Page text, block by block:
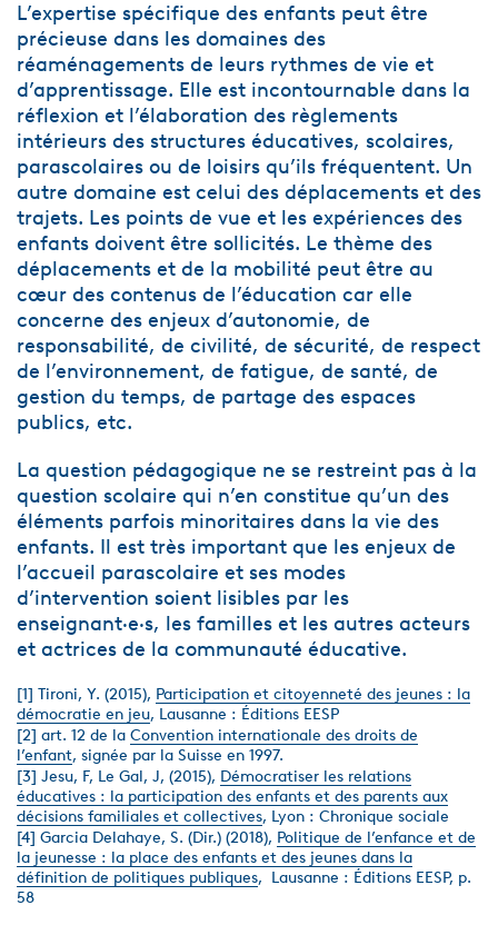
L’expertise spécifique des enfants peut être
précieuse dans les domaines des
réaménagements de leurs rythmes de vie et
d’apprentissage. Elle est incontournable dans la
réflexion et l’élaboration des règlements
intérieurs des structures éducatives, scolaires,
parascolaires ou de loisirs qu’ils fréquentent. Un
autre domaine est celui des déplacements et des
trajets. Les points de vue et les expériences des
enfants doivent être sollicités. Le thème des
déplacements et de la mobilité peut être au
cœur des contenus de l’éducation car elle
concerne des enjeux d’autonomie, de
responsabilité, de civilité, de sécurité, de respect
de l’environnement, de fatigue, de santé, de
gestion du temps, de partage des espaces
publics, etc.
La question pédagogique ne se restreint pas à la
question scolaire qui n’en constitue qu’un des
éléments parfois minoritaires dans la vie des
enfants. Il est très important que les enjeux de
l’accueil parascolaire et ses modes
d’intervention soient lisibles par les
enseignant·e·s, les familles et les autres acteurs
et actrices de la communauté éducative.
[1] Tironi, Y. (2015), Participation et citoyenneté des jeunes : la
démocratie en jeu, Lausanne : Éditions EESP
[2] art. 12 de la Convention internationale des droits de
l’enfant, signée par la Suisse en 1997.
[3] Jesu, F, Le Gal, J, (2015), Démocratiser les relations
éducatives : la participation des enfants et des parents aux
décisions familiales et collectives, Lyon : Chronique sociale
[4] Garcia Delahaye, S. (Dir.) (2018), Politique de l’enfance et de
la jeunesse : la place des enfants et des jeunes dans la
définition de politiques publiques, Lausanne : Éditions EESP, p.
58